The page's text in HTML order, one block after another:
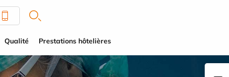
Qualité Prestations hôtelières